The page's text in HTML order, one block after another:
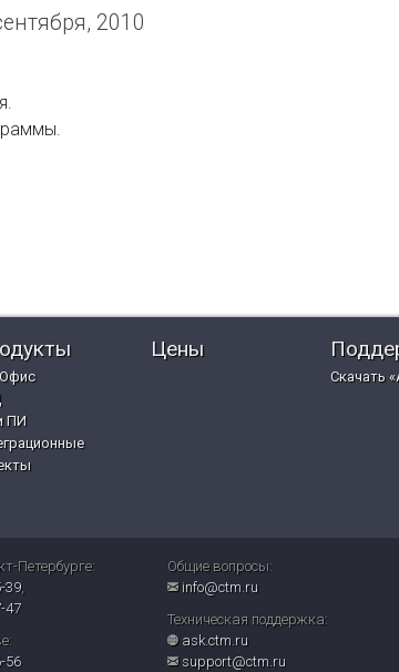
2010
ПИ
Цены
Скачать
Петербурге:
39,
47
56
Общие вопросы:
info@ctm.ru
Техническая поддержка:
ask.ctm.ru
support@ctm.ru